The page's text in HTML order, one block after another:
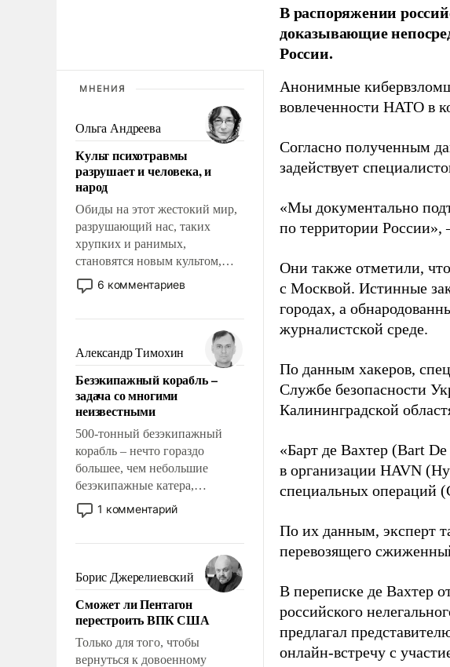
МНЕНИЯ
Ольга Андреева
Культ психотравмы
разрушает и человека, и
народ
Обиды на этот жестокий мир,
разрушающий нас, таких
хрупких и ранимых,
становятся новым культом,
постепенно вытесняя и
отменяя традиционное
мужественным и твердым под
ударами судьбы, брать на себя
ответственность, помогать
слабым, идти вперед и
адаптироваться.
6 комментариев
Александр Тимохин
Безэкипажный корабль –
задача со многими
неизвестными
500-тонный безэкипажный
корабль – нечто гораздо
большее, чем небольшие
безэкипажные катера,
применение которых уже
стало обыденностью. Задача по
сложна и амбициозна. Однако
и ее реализация радикально
поднимет наши боевые
возможности.
1 комментарий
Борис Джерелиевский
Сможет ли Пентагон
перестроить ВПК США
Только для того, чтобы
вернуться к довоенному
В распоряжении
доказывающие
России.
Анонимные
вовлеченности НАТО в
Согласно полученным
задействует
«Мы документально
по территории России»,
Они также отметили,
с Москвой. Истинные
городах, а
журналистской среде.
По данным хакеров,
Службе безопасности
Калининградской
«Барт де Вахтер (Bart
в организации HAVN
специальных операций
По их данным, эксперт
перевозящего
В переписке де Вахтер
российского
предлагал
онлайн-встречу с